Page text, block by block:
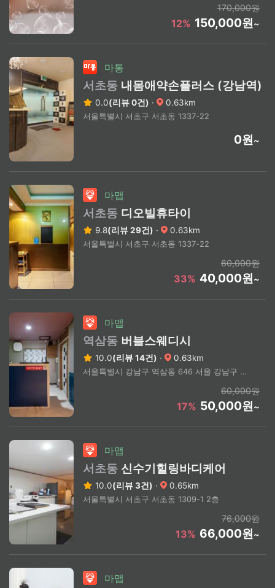
170,000원
12% 150,000원~
마통
서초동 내몸애약손플러스 (강남역)
0.0(리뷰 0건) · 0.63km
서울특별시 서초구 서초동 1337-22
0원~
마맵
서초동 디오빌휴타이
9.8(리뷰 29건) · 0.63km
서울특별시 서초구 서초동 1337-22
60,000원
33% 40,000원~
마맵
역삼동 버블스웨디시
10.0(리뷰 14건) · 0.63km
서울특별시 강남구 역삼동 646 서울 강남구 역삼동 (상세주소문의)
60,000원
17% 50,000원~
마맵
서초동 신수기힐링바디케어
10.0(리뷰 3건) · 0.65km
서울특별시 서초구 서초동 1309-1 2층
76,000원
13% 66,000원~
마맵